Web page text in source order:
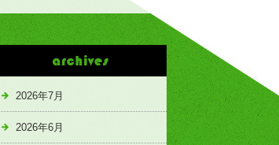
2026年7月
2026年6月